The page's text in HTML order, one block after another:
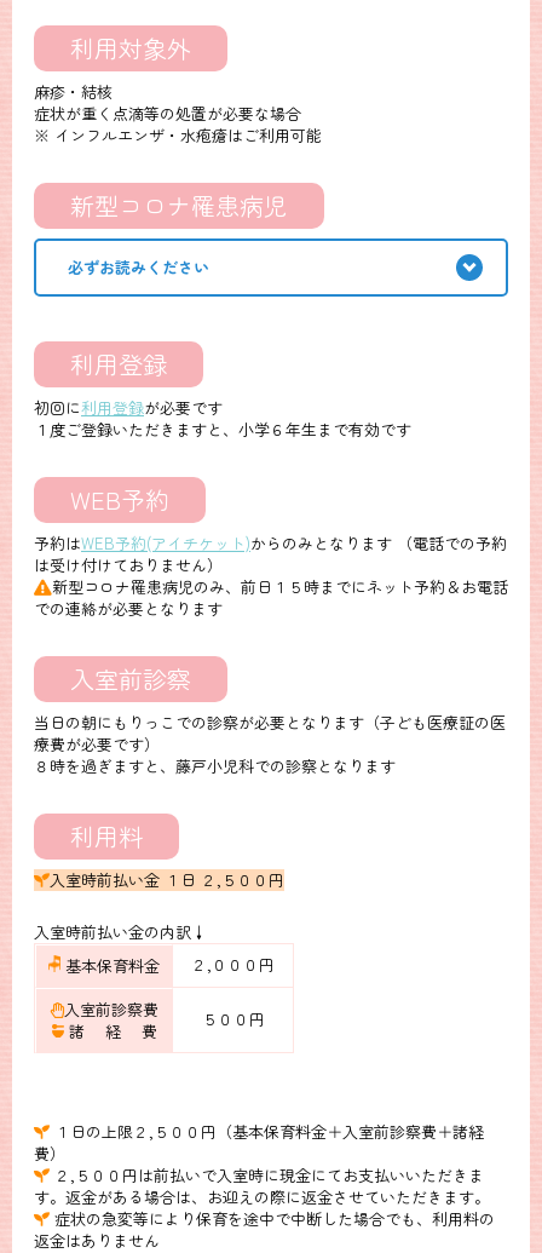
利用対象外
麻疹・結核
症状が重く点滴等の処置が必要な場合
※ インフルエンザ・水疱瘡はご利用可能
新型コロナ罹患病児
必ずお読みください
利用登録
初回に利用登録が必要です
１度ご登録いただきますと、小学６年生まで有効です
WEB予約
予約はWEB予約(アイチケット)からのみとなります （電話での予約
は受け付けておりません）
新型コロナ罹患病児のみ、前日１５時までにネット予約＆お電話
での連絡が必要となります
入室前診察
当日の朝にもりっこでの診察が必要となります（子ども医療証の医
療費が必要です）
８時を過ぎますと、藤戸小児科での診察となります
利用料
入室時前払い金 １日 ２,５００円
入室時前払い金の内訳↓
基本保育料金
２,０００円
入室前診察費
諸 経 費
５００円
１日の上限２,５００円（基本保育料金＋入室前診察費＋諸経
費）
２,５００円は前払いで入室時に現金にてお支払いいただきま
す。返金がある場合は、お迎えの際に返金させていただきます。
症状の急変等により保育を途中で中断した場合でも、利用料の
返金はありません